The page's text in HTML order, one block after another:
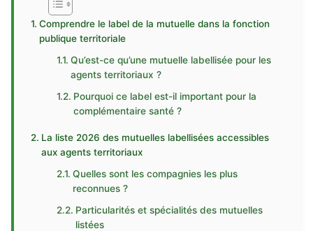
Comprendre le label de la mutuelle dans la fonction
publique territoriale
Qu’est-ce qu’une mutuelle labellisée pour les
agents territoriaux ?
Pourquoi ce label est-il important pour la
complémentaire santé ?
La liste 2026 des mutuelles labellisées accessibles
aux agents territoriaux
Quelles sont les compagnies les plus
reconnues ?
Particularités et spécialités des mutuelles
listées